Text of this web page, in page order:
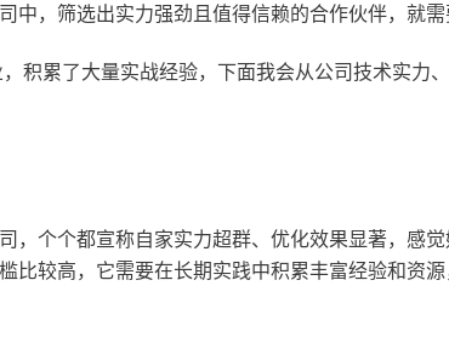
，筛选出实力强劲且值得信赖的合作伙伴，就
积累了大量实战经验，下面我会从公司技术实力
个个都宣称自家实力超群、优化效果显著，感
比较高，它需要在长期实践中积累丰富经验和资